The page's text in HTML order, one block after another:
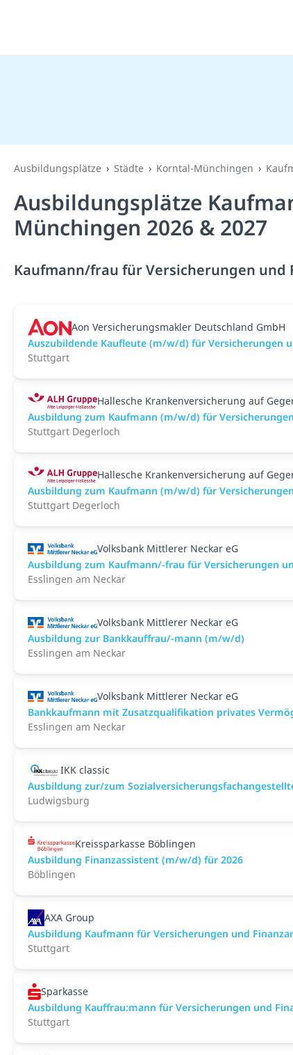
Ausbildungsplätze Städte Korntal-Münchingen
Ausbildungsplätze
Münchingen 2026 & 2027
Kaufmann/frau für Versicherungen und
Aon Versicherungsmakler Deutschland GmbH
Auszubildende Kaufleute (m/w/d) für Versicherungen
Stuttgart
Hallesche Krankenversicherung auf
Ausbildung zum Kaufmann (m/w/d) für
Stuttgart Degerloch
Hallesche Krankenversicherung auf
Ausbildung zum Kaufmann (m/w/d) für
Stuttgart Degerloch
Volksbank Mittlerer Neckar eG
Ausbildung zum Kaufmann/-frau für Versicherungen
Esslingen am Neckar
Volksbank Mittlerer Neckar eG
Ausbildung zur Bankkauffrau/-mann (m/w/d)
Esslingen am Neckar
Volksbank Mittlerer Neckar eG
Bankkaufmann mit Zusatzqualifikation privates
Esslingen am Neckar
IKK classic
Aus­bild­ung zur/zum
Ludwigsburg
Kreissparkasse Böblingen
Ausbildung Finanzassistent (m/w/d) für 2026
Böblingen
AXA Group
Ausbildung Kaufmann für Versicherungen und
Stuttgart
Sparkasse
Ausbildung Kauffrau:mann für Versicherungen und
Stuttgart